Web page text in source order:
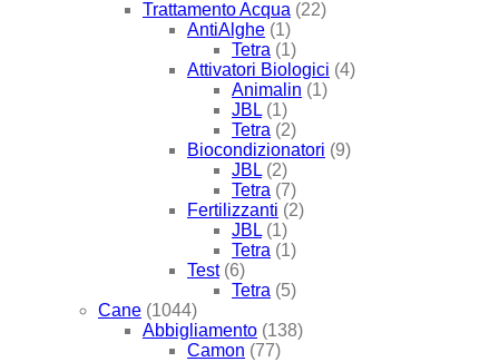
Trattamento Acqua (22)
AntiAlghe (1)
Tetra (1)
Attivatori Biologici (4)
Animalin (1)
JBL (1)
Tetra (2)
Biocondizionatori (9)
JBL (2)
Tetra (7)
Fertilizzanti (2)
JBL (1)
Tetra (1)
Test (6)
Tetra (5)
Cane (1044)
Abbigliamento (138)
Camon (77)